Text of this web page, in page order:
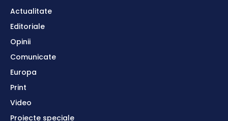
Actualitate
Editoriale
Opinii
Comunicate
Europa
Print
Video
Proiecte speciale